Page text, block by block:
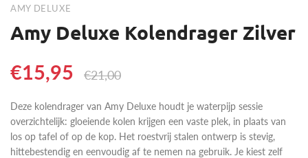
AMY DELUXE
Amy Deluxe Kolendrager Zilver
€15,95 €21,00
Deze kolendrager van Amy Deluxe houdt je waterpijp sessie
overzichtelijk: gloeiende kolen krijgen een vaste plek, in plaats van
los op tafel of op de kop. Het roestvrij stalen ontwerp is stevig,
hittebestendig en eenvoudig af te nemen na gebruik. Je kiest zelf